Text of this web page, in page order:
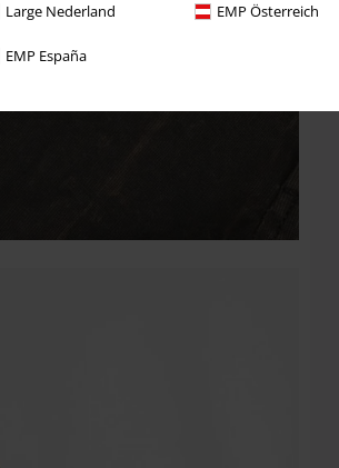
Large Nederland EMP Österreich
EMP España